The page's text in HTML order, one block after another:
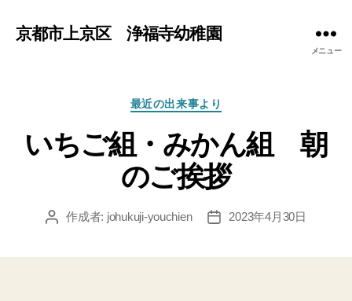
京都市上京区 浄福寺幼稚園
メニュー
カ
ゴ
リ
ー
最近の出来事より
いちご組・みかん組 朝
のご挨拶
投 作成者: johukuji-youchien
投
2023年4月30日